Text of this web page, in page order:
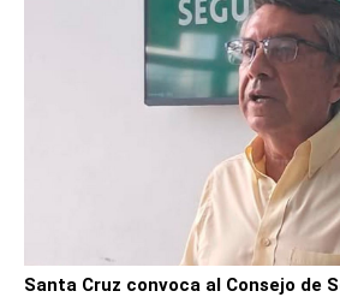
Santa Cruz convoca al Consejo de